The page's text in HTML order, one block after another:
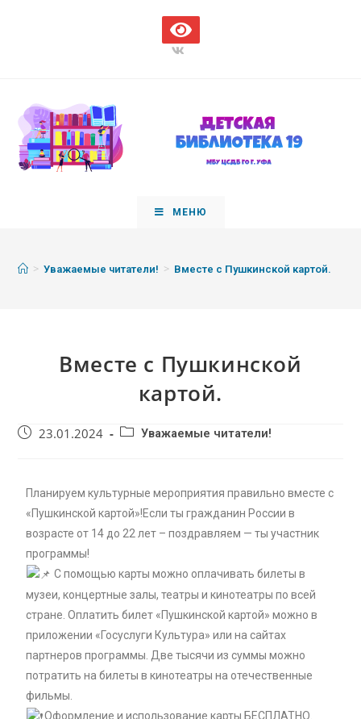
МЕНЮ
> Уважаемые читатели! > Вместе с Пушкинской картой.
Вместе с Пушкинской
картой.
23.01.2024 Уважаемые читатели!
Планируем культурные мероприятия правильно вместе с
«Пушкинской картой»!Если ты гражданин России в
возрасте от 14 до 22 лет – поздравляем — ты участник
программы!
С помощью карты можно оплачивать билеты в
музеи, концертные залы, театры и кинотеатры по всей
стране. Оплатить билет «Пушкинской картой» можно в
приложении «Госуслуги Культура» или на сайтах
партнеров программы. Две тысячи из суммы можно
потратить на билеты в кинотеатры на отечественные
фильмы.
Оформление и использование карты БЕСПЛАТНО.